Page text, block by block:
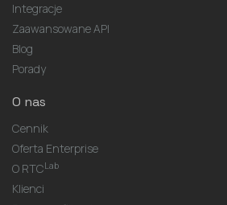
Integracje
Zaawansowane API
Blog
Porady
O nas
Cennik
Oferta Enterprise
O RTCLab
Klienci